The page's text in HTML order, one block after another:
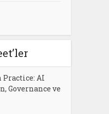
Practice: AI
Governance ve